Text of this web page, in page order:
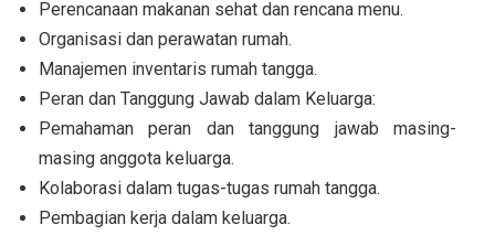
Perencanaan makanan sehat dan rencana menu.
Organisasi dan perawatan rumah.
Manajemen inventaris rumah tangga.
Peran dan Tanggung Jawab dalam Keluarga:
Pemahaman peran dan tanggung jawab masing-
masing anggota keluarga.
Kolaborasi dalam tugas-tugas rumah tangga.
Pembagian kerja dalam keluarga.